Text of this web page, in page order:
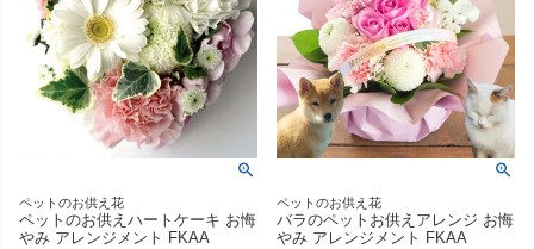
ペットのお供え花
ペットのお供えハートケーキ お悔
やみ アレンジメント FKAA
ペットのお供え花
バラのペットお供えアレンジ お悔
やみ アレンジメント FKAA